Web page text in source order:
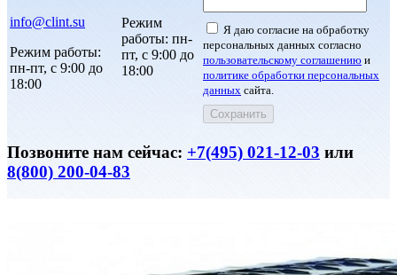
info@clint.su
Режим работы:
пн-пт, с 9:00 до
18:00
Режим
работы: пн-
пт, с 9:00 до
18:00
Я даю согласие на обработку
персональных данных согласно
пользовательскому соглашению и
политике обработки персональных
данных сайта.
Позвоните нам сейчас: +7(495) 021-12-03 или
8(800) 200-04-83